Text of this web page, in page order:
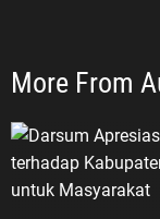
More From